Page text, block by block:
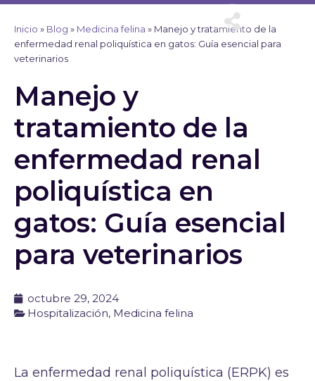
Ir
contenido
Inicio » Blog » Medicina felina » Manejo y tratamiento de la
enfermedad renal poliquística en gatos: Guía esencial para
veterinarios
Manejo y
tratamiento de la
enfermedad renal
poliquística en
gatos: Guía esencial
para veterinarios
octubre 29, 2024
Hospitalización, Medicina felina
La enfermedad renal poliquística (ERPK) es